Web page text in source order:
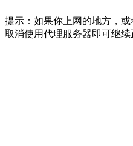
提示：如果你上网的地方，
取消使用代理服务器即可继续